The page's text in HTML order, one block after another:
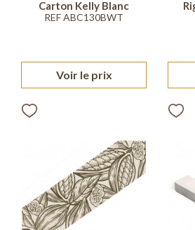
Carton Kelly Blanc
REF ABC130BWT
Voir le prix